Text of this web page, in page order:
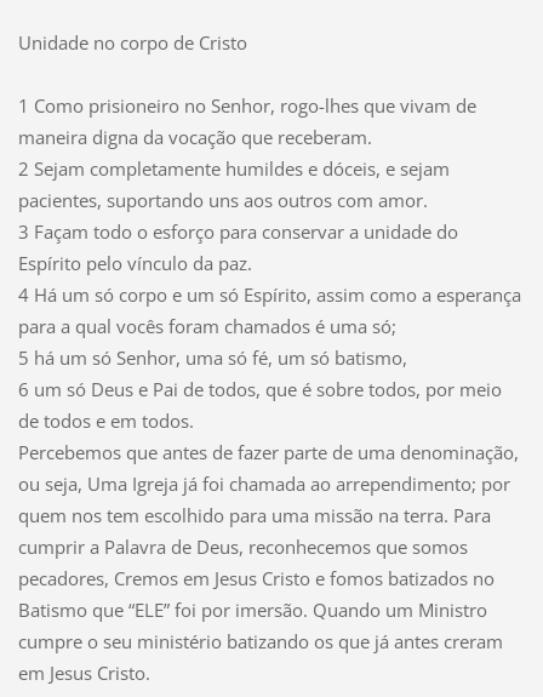
Unidade no corpo de Cristo
1 Como prisioneiro no Senhor, rogo-lhes que vivam de
maneira digna da vocação que receberam.
2 Sejam completamente humildes e dóceis, e sejam
pacientes, suportando uns aos outros com amor.
3 Façam todo o esforço para conservar a unidade do
Espírito pelo vínculo da paz.
4 Há um só corpo e um só Espírito, assim como a esperança
para a qual vocês foram chamados é uma só;
5 há um só Senhor, uma só fé, um só batismo,
6 um só Deus e Pai de todos, que é sobre todos, por meio
de todos e em todos.
Percebemos que antes de fazer parte de uma denominação,
ou seja, Uma Igreja já foi chamada ao arrependimento; por
quem nos tem escolhido para uma missão na terra. Para
cumprir a Palavra de Deus, reconhecemos que somos
pecadores, Cremos em Jesus Cristo e fomos batizados no
Batismo que “ELE” foi por imersão. Quando um Ministro
cumpre o seu ministério batizando os que já antes creram
em Jesus Cristo.